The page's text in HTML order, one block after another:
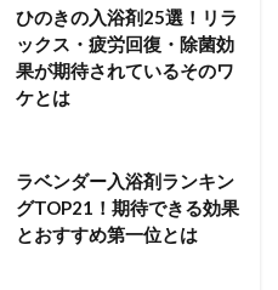
ひのきの入浴剤25選！リラ
ックス・疲労回復・除菌効
果が期待されているそのワ
ケとは
ラベンダー入浴剤ランキン
グTOP21！期待できる効果
とおすすめ第一位とは